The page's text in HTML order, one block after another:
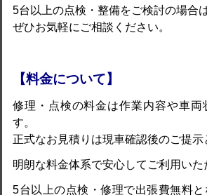
5台以上の点検・整備をご検討の場合は
ぜひお気軽にご相談ください。
【料金について】
修理・点検の料金は作業内容や車両
す。
正式なお見積りは現車確認後のご提示
明朗な料金体系で安心してご利用いた
5台以上の点検・修理で出張費無料